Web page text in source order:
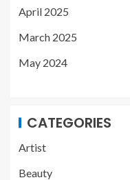
April 2025
March 2025
May 2024
CATEGORIES
Artist
Beauty